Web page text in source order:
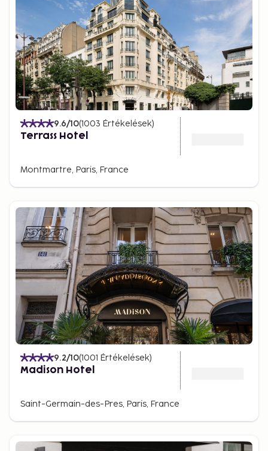
9.6/10(1003 Értékelések)
Terrass Hotel
Montmartre, Paris, France
9.2/10(1001 Értékelések)
Madison Hotel
Saint-Germain-des-Pres, Paris, France